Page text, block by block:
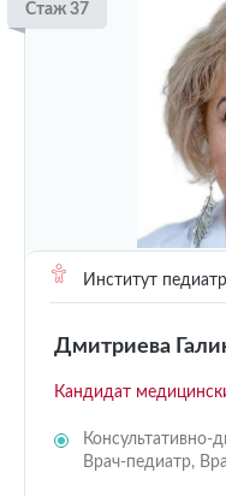
Стаж 37
Институт
Дмитриева
Кандидат
Консультативно-
Врач-педиатр,